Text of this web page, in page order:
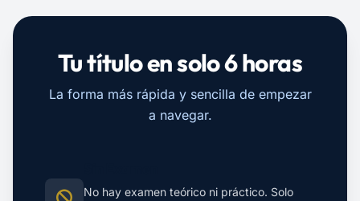
Tu título en solo 6 horas
La forma más rápida y sencilla de empezar
a navegar.
No hay examen teórico ni práctico. Solo